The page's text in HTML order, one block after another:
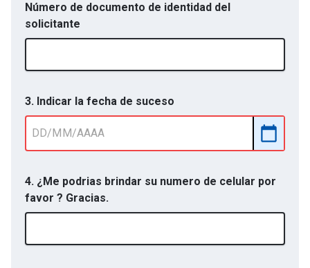
Número de documento de identidad del
solicitante
3. Indicar la fecha de suceso
4. ¿Me podrias brindar su numero de celular por
favor ? Gracias.